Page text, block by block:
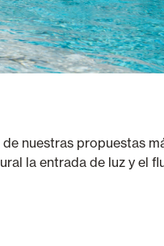
nuestras propuestas
la entrada de luz y el